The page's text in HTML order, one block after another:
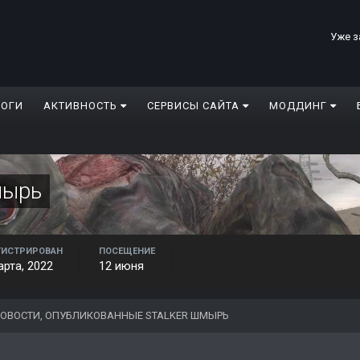
Уже
АКТИВНОСТЬ СЕРВИСЫ САЙТА МОДДИНГ
2022
ПОСЕЩЕНИЕ
12 июня
ОПУБЛИКОВАННЫЕ STALKER ШМЫРЬ